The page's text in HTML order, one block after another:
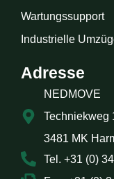
Wartungssupport
Industrielle
Adresse
NEDMOVE
Techniekweg
3481 MK
Tel. +31 (0)